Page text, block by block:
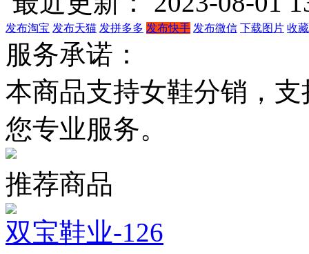
发布淘宝 发布天猫 发拼多多 发布快手 发布微信 下载图片 收
服务承诺：
本商品支持女鞋分销，
您专业服务。
推荐商品
双宝鞋业-126